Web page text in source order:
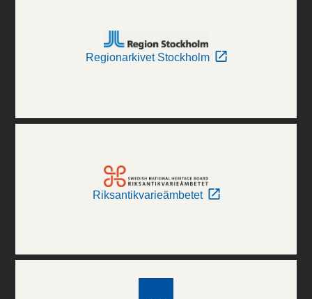
Regionarkivet Stockholm
Riksantikvarieämbetet